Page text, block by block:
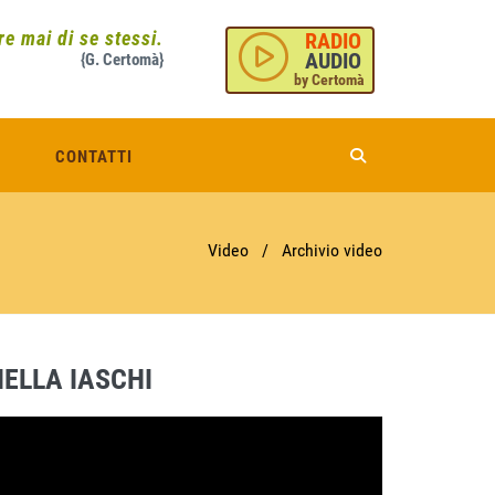
mai di se stessi.
{G. Certomà}
RADIO
AUDIO
by Certomà
CONTATTI
Video / Archivio video
IASCHI